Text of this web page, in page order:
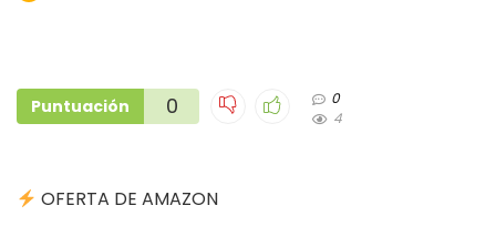
Puntuación 0
0
4
OFERTA DE AMAZON